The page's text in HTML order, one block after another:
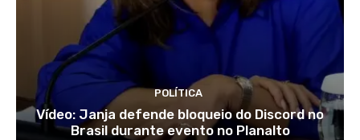
POLÍTICA
Vídeo: Janja defende bloqueio do Discord no
Brasil durante evento no Planalto